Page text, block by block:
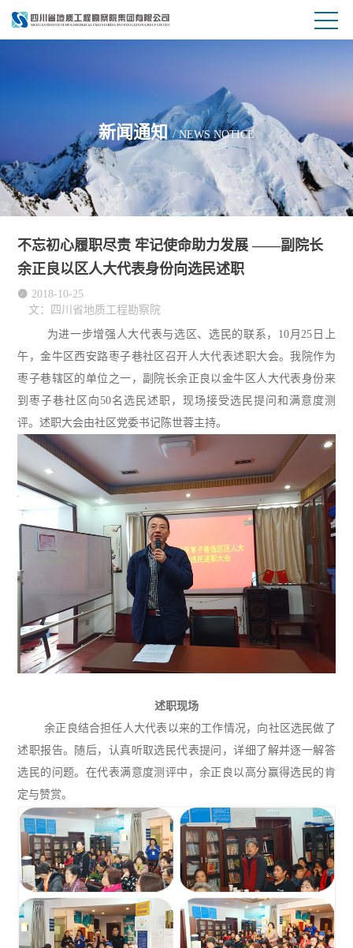
新闻通知/ NEWS NOTICE
不忘初心履职尽责 牢记使命助力发展 ——副院长
余正良以区人大代表身份向选民述职
 2018-10-25
文：四川省地质工程勘察院
为进一步增强人大代表与选区、选民的联系， 10月25 日上
午 ，金牛区西安路枣子巷社区 召开人大代表述职大会。我院作为
枣子巷辖区的单位之一，副院长余正良以金牛区人大代表身份来
到枣子巷社区向50名选民述职， 现场接受选民提问和满意度测
评。述职大会由社区 党委书记陈世蓉主持。
述职现场
余正良结合担任人大代表以来的工作情况，向社区选民做了
述职报告。随后，认真听取选民代表提问，详细了解并逐一解答
选民的问题。在代表满意度测评中，余正良以高分赢得选民的肯
定与赞赏。